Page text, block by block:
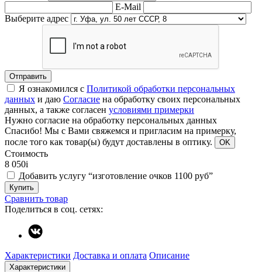
E-Mail
Выберите адрес
Отправить
Я ознакомился с Политикой обработки персональных
данных и даю Согласие на обработку своих персональных
данных, а также согласен условиями примерки
Нужно согласие на обработку персональных данных
Спасибо! Мы с Вами свяжемся и пригласим на примерку,
после того как товар(ы) будут доставлены в оптику.
OK
Стоимость
8 050i
Добавить услугу “изготовление очков 1100 руб”
Купить
Сравнить товар
Поделиться в соц. сетях:
Характеристики Доставка и оплата Описание
Характеристики